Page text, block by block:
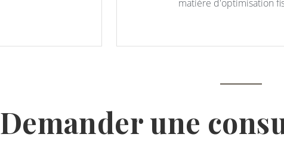
matière d'optimisation
Demander une